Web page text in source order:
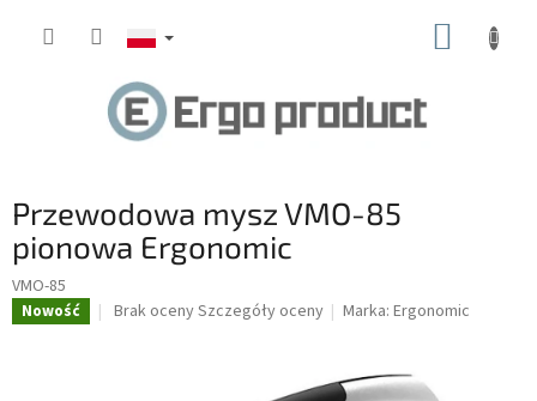
Przewodowa mysz VMO-85
pionowa Ergonomic
VMO-85
Nowość
Średnia
Brak ocenySzczegóły oceny Marka:Ergonomic